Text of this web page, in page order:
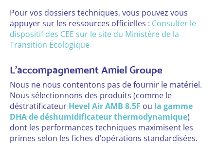
Pour vos dossiers techniques, vous pouvez vous
appuyer sur les ressources officielles : Consulter le
dispositif des CEE sur le site du Ministère de la
Transition Écologique
L’accompagnement Amiel Groupe
Nous ne nous contentons pas de fournir le matériel.
Nous sélectionnons des produits (comme le
déstratificateur Hevel Air AMB 8.5F ou la gamme
DHA de déshumidificateur thermodynamique)
dont les performances techniques maximisent les
primes selon les fiches d’opérations standardisées.